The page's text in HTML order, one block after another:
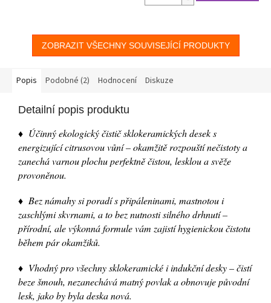
ZOBRAZIT VŠECHNY SOUVISEJÍCÍ PRODUKTY
Popis Podobné (2) Hodnocení Diskuze
Detailní popis produktu
♦ Účinný ekologický čistič sklokeramických desek s
energizující citrusovou vůní – okamžitě rozpouští nečistoty a
zanechá varnou plochu perfektně čistou, lesklou a svěže
provoněnou.
♦ Bez námahy si poradí s připáleninami, mastnotou i
zaschlými skvrnami, a to bez nutnosti silného drhnutí –
přírodní, ale výkonná formule vám zajistí hygienickou čistotu
během pár okamžiků.
♦ Vhodný pro všechny sklokeramické i indukční desky – čistí
beze šmouh, nezanechává matný povlak a obnovuje původní
lesk, jako by byla deska nová.